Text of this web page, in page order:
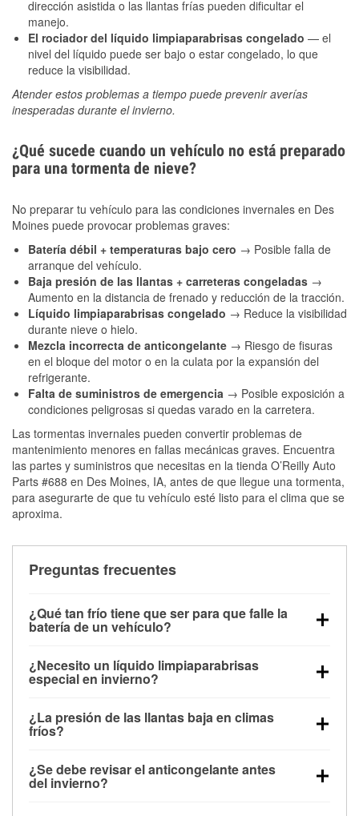
dirección asistida o las llantas frías pueden dificultar el
manejo.
El rociador del líquido limpiaparabrisas congelado — el
nivel del líquido puede ser bajo o estar congelado, lo que
reduce la visibilidad.
Atender estos problemas a tiempo puede prevenir averías
inesperadas durante el invierno.
¿Qué sucede cuando un vehículo no está preparado
para una tormenta de nieve?
No preparar tu vehículo para las condiciones invernales en Des
Moines puede provocar problemas graves:
Batería débil + temperaturas bajo cero → Posible falla de
arranque del vehículo.
Baja presión de las llantas + carreteras congeladas →
Aumento en la distancia de frenado y reducción de la tracción.
Líquido limpiaparabrisas congelado → Reduce la visibilidad
durante nieve o hielo.
Mezcla incorrecta de anticongelante → Riesgo de fisuras
en el bloque del motor o en la culata por la expansión del
refrigerante.
Falta de suministros de emergencia → Posible exposición a
condiciones peligrosas si quedas varado en la carretera.
Las tormentas invernales pueden convertir problemas de
mantenimiento menores en fallas mecánicas graves. Encuentra
las partes y suministros que necesitas en la tienda O’Reilly Auto
Parts #688 en Des Moines, IA, antes de que llegue una tormenta,
para asegurarte de que tu vehículo esté listo para el clima que se
aproxima.
Preguntas frecuentes
¿Qué tan frío tiene que ser para que falle la
batería de un vehículo?
debajo de los 32 °F y puede perder hasta la mitad de
su potencia de arranque cerca de los 0 °F, lo que
arranque.
¿Necesito un líquido limpiaparabrisas
especial en invierno?
la congelación y ayuda a disolver la sal y la nieve
derretida en la carretera para mejorar la visibilidad.
¿La presión de las llantas baja en climas
fríos?
alrededor de 1 PSI por cada 10 °F que baja la
temperatura. Puedes obtener más información sobre
¿Se debe revisar el anticongelante antes
del invierno?